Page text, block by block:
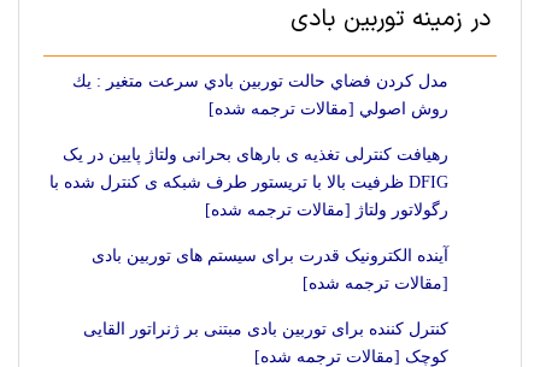
در زمینه توربین بادی
مدل كردن فضاي حالت توربين بادي سرعت متغير : يك
روش اصولي [مقالات ترجمه شده]
رهیافت کنترلی تغذیه ی بارهای بحرانی ولتاژ پایین در یک
DFIG ظرفیت بالا با تریستور طرف شبکه ی کنترل شده با
رگولاتور ولتاژ [مقالات ترجمه شده]
آینده الکترونیک قدرت برای سیستم های توربین بادی
[مقالات ترجمه شده]
کنترل کننده برای توربین بادی مبتنی بر ژنراتور القایی
کوچک [مقالات ترجمه شده]